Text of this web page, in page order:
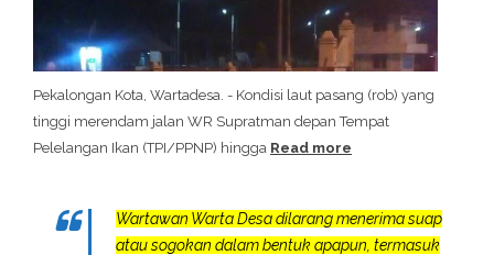
Pekalongan Kota, Wartadesa. - Kondisi laut pasang (rob) yang
tinggi merendam jalan WR Supratman depan Tempat
Pelelangan Ikan (TPI/PPNP) hingga Read more
Wartawan Warta Desa dilarang menerima suap
atau sogokan dalam bentuk apapun, termasuk